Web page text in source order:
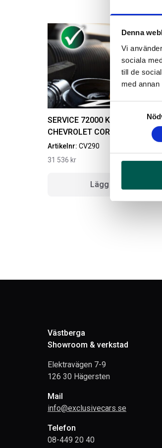
Denna
Vi
sociala
till de
med
Samtyckesval
SERVICE 72000 KM / 72 MÅN
CHEVROLET CORVETTE C8 IZ06
Artikelnr: CV290
31 536 kr
Lägg i varukorg
Västberga
Showroom & verkstad
Elektravägen 7-9
126 30 Hägersten
Mail
info@exclusivecars.se
Telefon
08-449 20 40